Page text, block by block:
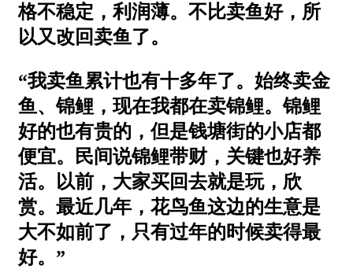
格不稳定，利润薄。不比卖鱼好，所
以又改回卖鱼了。
“我卖鱼累计也有十多年了。始终卖金
鱼、锦鲤，现在我都在卖锦鲤。锦鲤
好的也有贵的，但是钱塘街的小店都
便宜。民间说锦鲤带财，关键也好养
活。以前，大家买回去就是玩，欣
赏。最近几年，花鸟鱼这边的生意是
大不如前了，只有过年的时候卖得最
好。”